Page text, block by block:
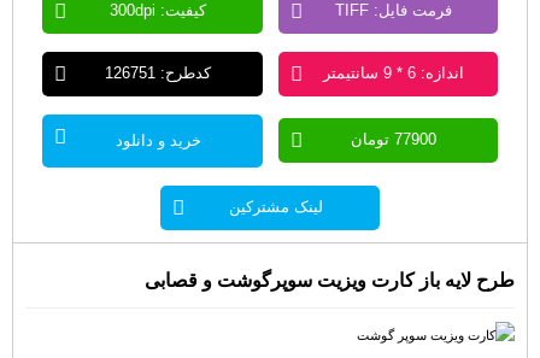
فرمت فایل: TIFF کیفیت: 300dpi
اندازه: 6 * 9 سانتیمتر کدطرح: 126751
77900 تومان خرید و دانلود
لینک مشترکین
طرح لایه باز کارت ویزیت سوپرگوشت و قصابی